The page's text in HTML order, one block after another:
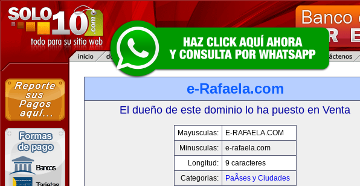
e-Rafaela.com
El dueño de este dominio lo ha puesto en Venta
Mayusculas:
E-RAFAELA.COM
Minusculas:
e-rafaela.com
Longitud:
9 caracteres
Categorias:
PaÃ­ses y Ciudades